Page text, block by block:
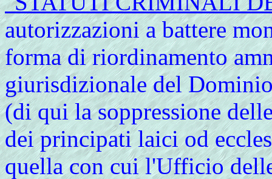
autorizzazioni a battere
forma di riordinamento
giurisdizionale del
(di qui la soppressione
dei principati laici od
quella con cui l'Ufficio